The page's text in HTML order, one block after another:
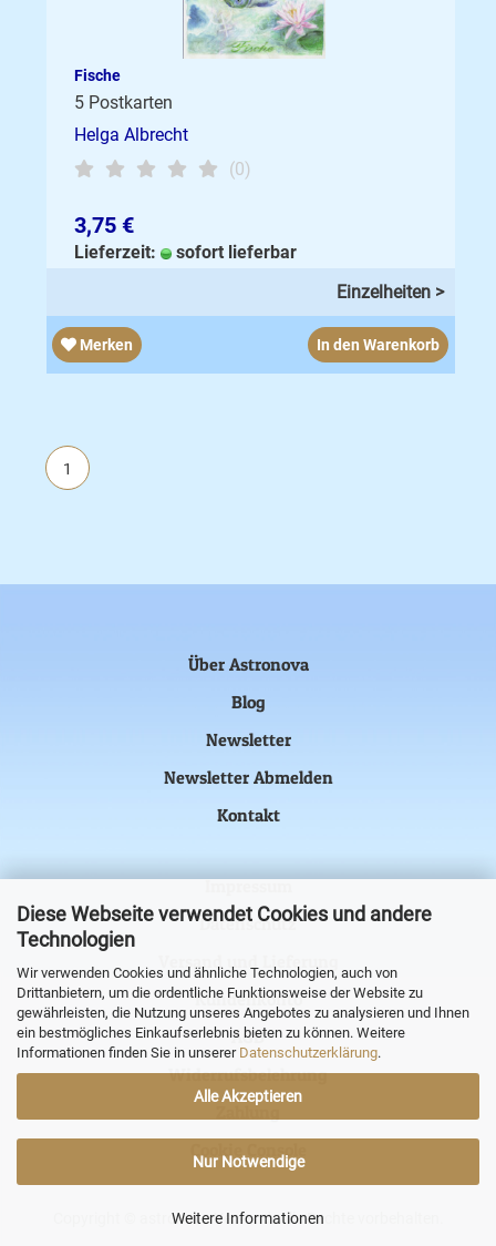
Diese Webseite verwendet Cookies und andere
Technologien
Wir verwenden Cookies und ähnliche Technologien, auch von
Drittanbietern, um die ordentliche Funktionsweise der Website zu
gewährleisten, die Nutzung unseres Angebotes zu analysieren und Ihnen
ein bestmögliches Einkaufserlebnis bieten zu können. Weitere
Informationen finden Sie in unserer Datenschutzerklärung.
Alle Akzeptieren
Nur Notwendige
Weitere Informationen
Fische
5 Postkarten
Helga Albrecht
(0)
3,75 €
Lieferzeit:
sofort lieferbar
Einzelheiten >
Merken In den Warenkorb
1
Über Astronova
Blog
Newsletter
Newsletter Abmelden
Kontakt
Impressum
Datenschutz
Versand und Lieferung
Kundenkonto
AGB
Widerrufsbelehrung
Zahlung
Cookie Console
Copyright © astronova Versand. Alle Rechte vorbehalten.